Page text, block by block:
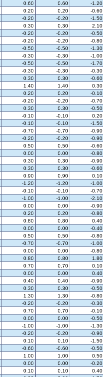
0.60 0.60
-1.20
0.20 0.20
-0.60
-0.20 -0.20
-1.50
0.30 0.30
2.10
-0.20 -0.20
-0.50
-0.20 -0.20
-0.80
-0.50 -0.50
-1.30
-0.30 -0.30
-1.00
-0.50 -0.50
-1.70
-0.30 -0.30
-0.30
0.30 0.30
-0.60
1.40 1.40
0.30
0.20 0.20
-0.10
-0.20 -0.20
-0.70
0.30 0.30
-0.50
-0.10 -0.10
0.20
-0.10 -0.10
-1.50
-0.70 -0.70
-0.90
-0.20 -0.20
-0.90
0.50 0.50
-0.60
0.00 0.00
-0.80
0.30 0.30
-0.90
0.30 0.30
-0.60
0.90 0.90
0.10
-1.20 -1.20
-1.00
-0.10 -0.10
-0.70
-1.00 -1.00
-2.10
0.00 0.00
-0.90
0.20 0.20
-0.80
0.80 0.80
0.40
0.00 0.00
-0.40
0.50 0.50
-0.80
-0.70 -0.70
-1.00
0.00 0.00
-0.80
0.80 0.80
1.80
0.70 0.70
0.10
0.00 0.00
0.40
0.40 0.40
-0.90
0.30 0.30
-0.50
1.30 1.30
-0.80
-0.20 -0.20
-0.30
0.70 0.70
-0.10
0.00 0.00
-0.50
-1.00 -1.00
-1.30
-0.20 -0.20
-0.90
0.10 0.10
-1.50
-0.60 -0.60
-0.50
1.00 1.00
0.50
0.00 0.00
-0.20
0.10 0.10
0.40